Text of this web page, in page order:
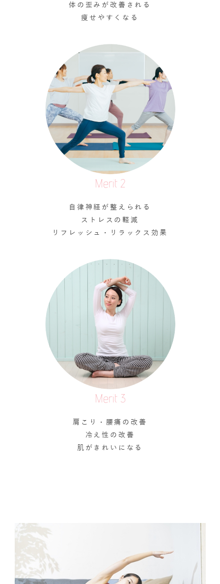
体の歪みが改善される
痩せやすくなる
Merit 2
自律神経が整えられる
ストレスの軽減
リフレッシュ・リラックス効果
Merit 3
肩こり・腰痛の改善
冷え性の改善
肌がきれいになる